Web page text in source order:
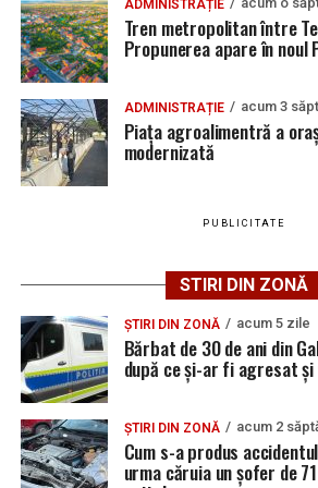
și le va conduce către sistemul
apropierea căii ferate.
După încheierea acestei etape,
modernizarea următorului
investiția urmând să fie realizată
reabilitarea completă a arterei.
Potrivit reprezentanților
infrastructurii urbane și
siguranței în trafic, cât și rezolvarea
de evacuarea apelor pluviale.
investițiilor, șoferii și pietonii sunt
semnalizarea temporară și să
zonele afectate de lucrări.
nerespectării regulilor de circulație!
La întâlnire vom beneficia de
Poliției orașului Teiuș, Poliției
administrației locale teiușene,
dezbate probleme importante
trafic a mijloacelor de transport pe
ADMINISTRAȚIE
Tren metropolitan între
Propunerea apare în noul
ADMINISTRAȚIE acum 3
Piața agroalimentră a
modernizată
PUBLICITATE
STIRI DIN ZONĂ
ȘTIRI DIN ZONĂ acum 5 zile
Bărbat de 30 de ani din
după ce și-ar fi agresat
ȘTIRI DIN ZONĂ acum 2
Cum s-a produs
urma căruia un șofer de